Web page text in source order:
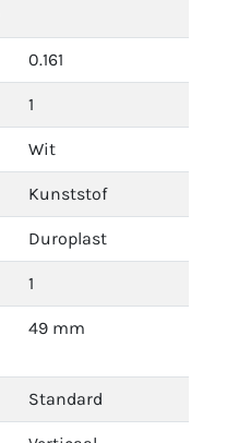
0.161
1
Wit
Kunststof
Duroplast
1
49 mm
Standard